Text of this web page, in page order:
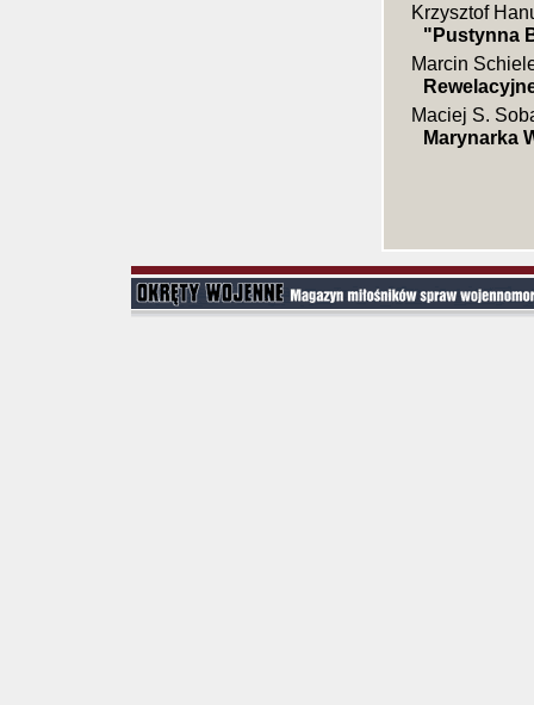
Krzysztof
"Pustynna
Marcin
Maciej S.
Marynarka